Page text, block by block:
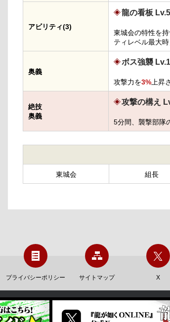
アビリティ(3)
龍の看板 Lv.5
東城会の特性を
ティレベル最大時
奥義
ボス強襲
攻撃力を3% 上昇
絶技
奥義
攻撃の構え
5分間、襲撃部隊
東城会 組長
プライバシーポリシー サイトマップ X